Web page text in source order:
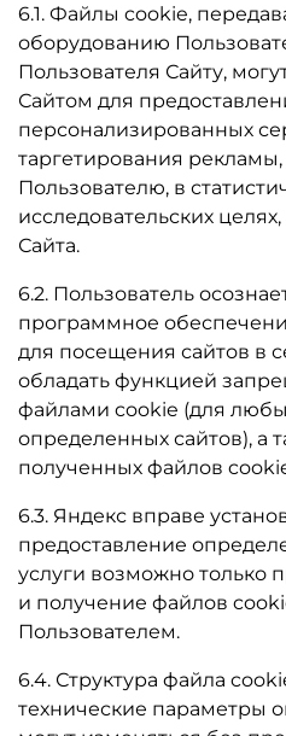
6.1. Файлы cookie,
оборудованию
Пользователя Сайту,
Сайтом для
персонализированных
таргетирования рекламы,
Пользователю, в
исследовательских
Сайта.
6.2. Пользователь
программное
для посещения сайтов в
обладать функцией
файлами cookie (для
определенных сайтов), а
полученных файлов
6.3. Яндекс вправе
предоставление
услуги возможно только
и получение файлов
Пользователем.
6.4. Структура файла
технические параметры